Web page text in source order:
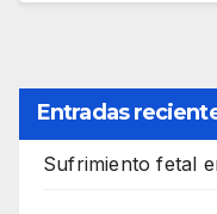
Entradas
Sufrimiento fetal